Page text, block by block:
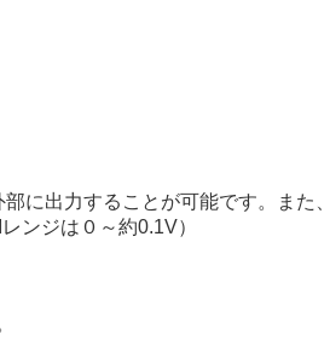
に出力することが可能です。また
ンジは０～約0.1V）